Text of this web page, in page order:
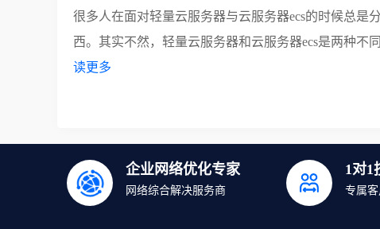
很多人在面对轻量云服务器与云服务器ecs的时候总是
西。其实不然，轻量云服务器和云服务器ecs是两种不
读更多
企业网络优化专家
网络综合解决服务商
1对1
专属